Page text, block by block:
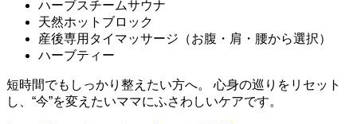
ハーブスチームサウナ
天然ホットブロック
産後専用タイマッサージ（お腹・肩・腰から選択）
ハーブティー
短時間でもしっかり整えたい方へ。 心身の巡りをリセット
し、“今”を変えたいママにふさわしいケアです。